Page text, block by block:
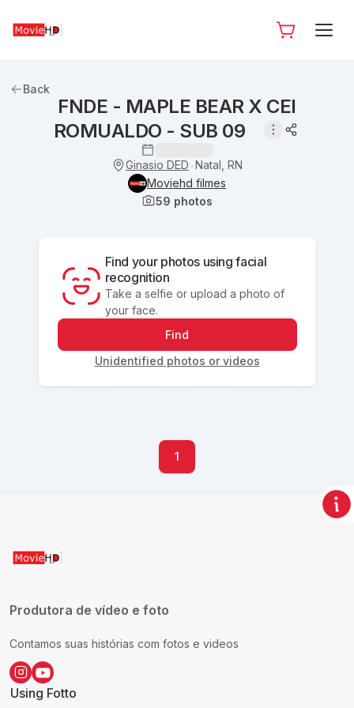
Back
FNDE - MAPLE BEAR X CEI
ROMUALDO - SUB 09
Ginasio DED Natal, RN
Moviehd filmes
59 photos
Find your photos using facial
recognition
Take a selfie or upload a photo of
your face.
Find
Unidentified photos or videos
1
Produtora de vídeo e foto
Contamos suas histórias com fotos e videos
Using Fotto